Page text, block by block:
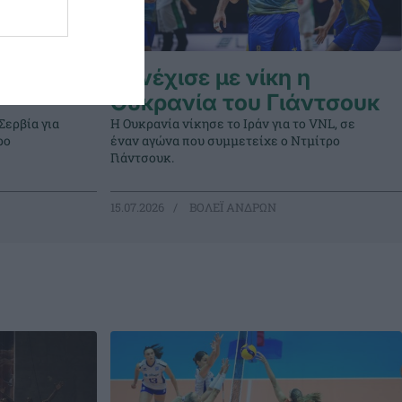
η
για
Συνέχισε με νίκη η
Ουκρανία του Γιάντσουκ
Η Ουκρανία νίκησε το Ιράν για το VNL, σε
έναν αγώνα που συμμετείχε ο Ντμίτρο
Γιάντσουκ.
15.07.2026 ΒΟΛΕΪ ΑΝΔΡΩΝ